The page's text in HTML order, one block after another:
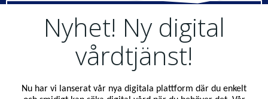
Nyhet! Ny digital
vårdtjänst!
Nu har vi lanserat vår nya digitala plattform där du enkelt